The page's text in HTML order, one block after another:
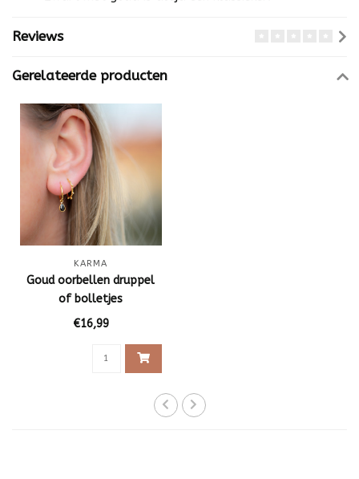
Reviews
Gerelateerde producten
KARMA
Goud oorbellen druppel
of bolletjes
€16,99